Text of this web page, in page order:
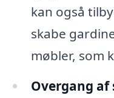
kan også
skabe
møbler, som
Overgang af